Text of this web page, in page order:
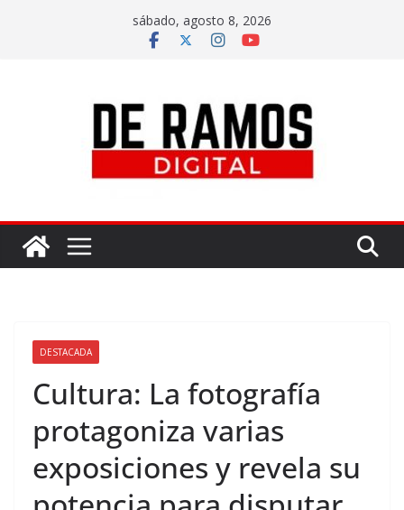
sábado, agosto 8, 2026
DESTACADA
Cultura: La fotografía
protagoniza varias
exposiciones y revela su